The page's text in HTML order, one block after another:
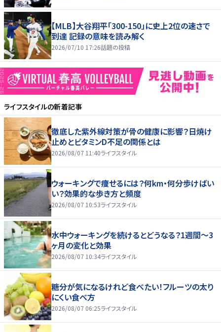
【MLB】大谷翔平「300-150」に史上2位の速さで
到達 記録の意味を読み解く
2026/07/10 17:26話題の投稿
ライフスタイルの新着記事
徹底した紫外線対策が骨の健康に影響？日焼け
止めとビタミンD不足の関係とは
2026/08/07 11:40ライフスタイル
ウォーキングで痩せるには？何km・何分歩けばい
い？効果的な歩き方と頻度
2026/08/07 10:53ライフスタイル
水中ウォーキングを続けるとどうなる？1週間～3
ヶ月の変化と効果
2026/08/07 10:34ライフスタイル
糖分が気になるけれど食べたい！フルーツの太り
にくい食べ方
2026/08/07 06:25ライフスタイル